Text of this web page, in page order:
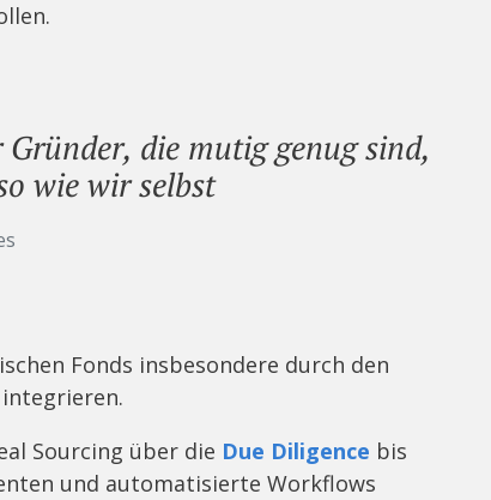
die mutig genug sind,
wie wir selbst
Fonds insbesondere durch den
Sourcing über die Due Diligence bis
und automatisierte Workflows